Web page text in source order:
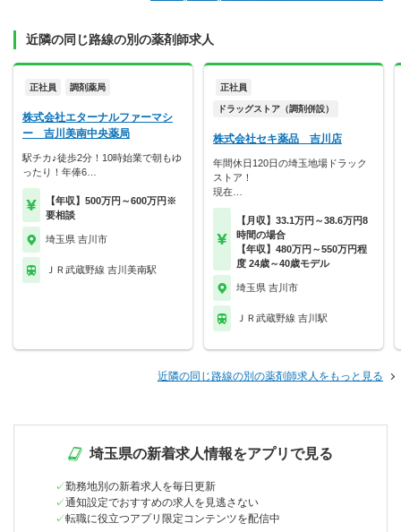
近隣の同じ路線の別の薬剤師求人
正社員 調剤薬局
株式会社エターナルファーマシ
ー 吉川美南中央薬局
駅チカ♪徒歩2分！10時始業で朝もゆ
ったり！年俸6…
【年収】500万円～600万円※
要相談
埼玉県 吉川市
ＪＲ武蔵野線 吉川美南駅
正社員
ドラッグストア（調剤併設）
株式会社セキ薬品 吉川店
年間休日120日の埼玉地場ドラック
ストア！
現在…
【月収】33.1万円～38.6万円8
時間の場合
【年収】480万円～550万円程
度 24歳～40歳モデル
埼玉県 吉川市
ＪＲ武蔵野線 吉川駅
近隣の同じ路線の別の薬剤師求人をもっと見る
埼玉県の新着求人情報をアプリで見る
勤務地別の新着求人を毎日更新
通知設定でおすすめの求人を見逃さない
転職に役立つアプリ限定コンテンツを配信中